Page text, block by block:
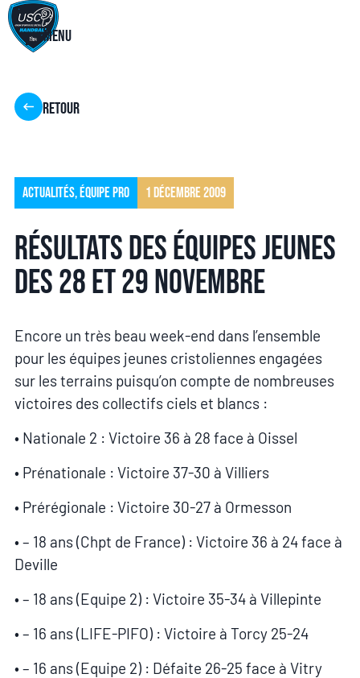
Menu
Retour
Actualités, Équipe pro 1 décembre 2009
Résultats des équipes jeunes
des 28 et 29 novembre
Encore un très beau week-end dans l’ensemble
pour les équipes jeunes cristoliennes engagées
sur les terrains puisqu’on compte de nombreuses
victoires des collectifs ciels et blancs :
• Nationale 2 : Victoire 36 à 28 face à Oissel
• Prénationale : Victoire 37-30 à Villiers
• Prérégionale : Victoire 30-27 à Ormesson
• – 18 ans (Chpt de France) : Victoire 36 à 24 face à
Deville
• – 18 ans (Equipe 2) : Victoire 35-34 à Villepinte
• – 16 ans (LIFE-PIFO) : Victoire à Torcy 25-24
• – 16 ans (Equipe 2) : Défaite 26-25 face à Vitry